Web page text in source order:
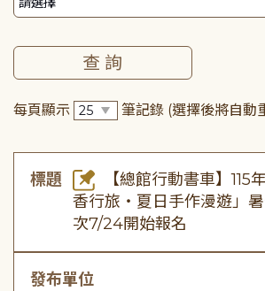
每頁顯示 筆記錄 (選擇後將自動
標題
【總館行動書車】115
香行旅・夏日手作漫遊」
次7/24開始報名
發布單位